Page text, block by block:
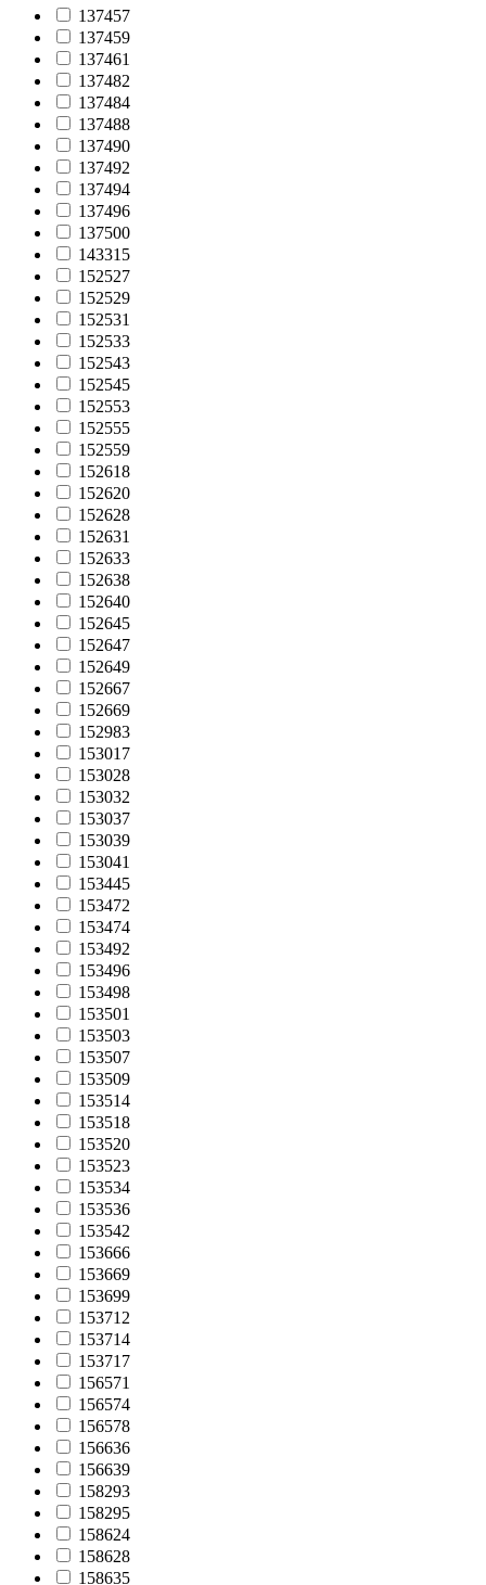
137457
137459
137461
137482
137484
137488
137490
137492
137494
137496
137500
143315
152527
152529
152531
152533
152543
152545
152553
152555
152559
152618
152620
152628
152631
152633
152638
152640
152645
152647
152649
152667
152669
152983
153017
153028
153032
153037
153039
153041
153445
153472
153474
153492
153496
153498
153501
153503
153507
153509
153514
153518
153520
153523
153534
153536
153542
153666
153669
153699
153712
153714
153717
156571
156574
156578
156636
156639
158293
158295
158624
158628
158635